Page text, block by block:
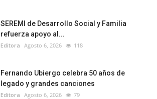
SEREMI de Desarrollo Social y Familia
refuerza apoyo al...
Editora Agosto 6, 2026 118
Fernando Ubiergo celebra 50 años de
legado y grandes canciones
Editora Agosto 6, 2026 79